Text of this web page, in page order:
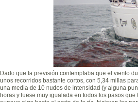
Dado que la previsión contemplaba que el viento
unos recorridos bastante cortos, con 5,34 millas
una media de 10 nudos de intensidad (y alguna
horas y fuese muy igualada en todos los pasos